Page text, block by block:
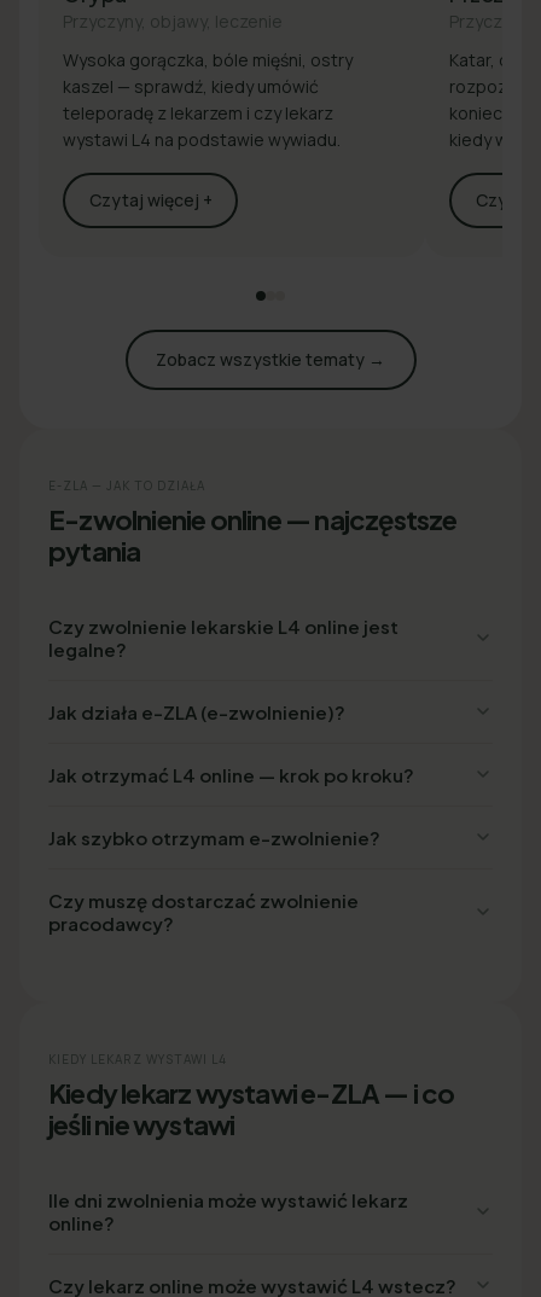
Przyczyny, objawy, leczenie
Wysoka gorączka, bóle mięśni, ostry
kaszel — sprawdź, kiedy umówić
teleporadę z lekarzem i czy lekarz
wystawi L4 na podstawie wywiadu.
Czytaj więcej +
Przyczyny,
Katar,
rozpoznaj
konieczna
kiedy
Czytaj
Zobacz wszystkie tematy →
E-ZLA — JAK TO DZIAŁA
E-zwolnienie online — najczęstsze
pytania
Czy zwolnienie lekarskie L4 online jest
legalne?
Jak działa e-ZLA (e-zwolnienie)?
Jak otrzymać L4 online — krok po kroku?
Jak szybko otrzymam e-zwolnienie?
Czy muszę dostarczać zwolnienie
pracodawcy?
KIEDY LEKARZ WYSTAWI L4
Kiedy lekarz wystawi e-ZLA — i co
jeśli nie wystawi
Ile dni zwolnienia może wystawić lekarz
online?
Czy lekarz online może wystawić L4 wstecz?